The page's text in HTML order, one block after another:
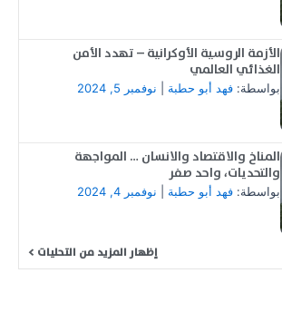
الأزمة الروسية الأوكرانية – تهدد الأمن
الغذائي العالمي
بواسطة: فهد أبو حطبة نوفمبر 5, 2024
المناخ والاقتصاد والانسان … المواجهة
والتحديات، واحد صفر
بواسطة: فهد أبو حطبة نوفمبر 4, 2024
إظهار المزيد من التحليات >